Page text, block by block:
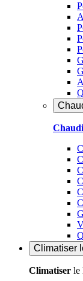
Climatiser
Climatiser le